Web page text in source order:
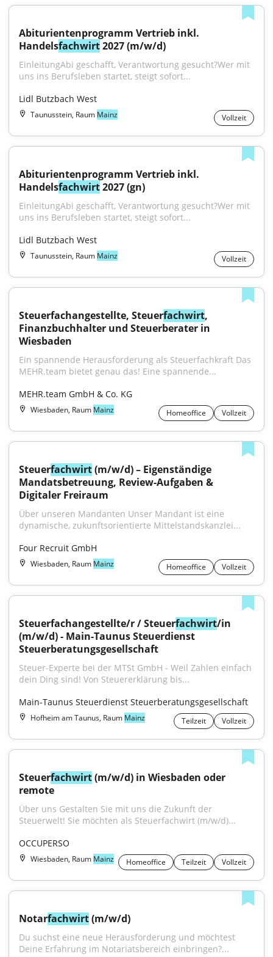
Abiturientenprogramm Vertrieb inkl.
Handelsfachwirt 2027 (m/w/d)
EinleitungAbi geschafft, Verantwortung gesucht?Wer mit
uns ins Berufsleben startet, steigt sofort...
Lidl Butzbach West
Taunusstein, Raum Mainz Vollzeit
Abiturientenprogramm Vertrieb inkl.
Handelsfachwirt 2027 (gn)
EinleitungAbi geschafft, Verantwortung gesucht?Wer mit
uns ins Berufsleben startet, steigt sofort...
Lidl Butzbach West
Taunusstein, Raum Mainz Vollzeit
Steuerfachangestellte, Steuerfachwirt,
Finanzbuchhalter und Steuerberater in
Wiesbaden
Ein spannende Herausforderung als Steuerfachkraft Das
MEHR.team bietet genau das! Eine spannende...
MEHR.team GmbH & Co. KG
Wiesbaden, Raum Mainz Homeoffice Vollzeit
Steuerfachwirt (m/w/d) – Eigenständige
Mandatsbetreuung, Review-Aufgaben &
Digitaler Freiraum
Über unseren Mandanten Unser Mandant ist eine
dynamische, zukunftsorientierte Mittelstandskanzlei...
Four Recruit GmbH
Wiesbaden, Raum Mainz Homeoffice Vollzeit
Steuerfachangestellte/r / Steuerfachwirt/in
(m/w/d) - Main-Taunus Steuerdienst
Steuerberatungsgesellschaft
Steuer-Experte bei der MTSt GmbH - Weil Zahlen einfach
dein Ding sind! Von Steuererklärung bis...
Main-Taunus Steuerdienst Steuerberatungsgesellschaft
Hofheim am Taunus, Raum Mainz Teilzeit Vollzeit
Steuerfachwirt (m/w/d) in Wiesbaden oder
remote
Über uns Gestalten Sie mit uns die Zukunft der
Steuerwelt! Sie möchten als Steuerfachwirt (m/w/d)...
OCCUPERSO
Wiesbaden, Raum Mainz Homeoffice Teilzeit Vollzeit
Notarfachwirt (m/w/d)
Du suchst eine neue Herausforderung und möchtest
Deine Erfahrung im Notariatsbereich einbringen?...